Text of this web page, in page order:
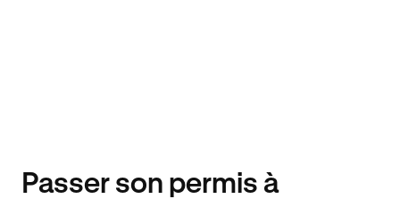
Passer son permis à